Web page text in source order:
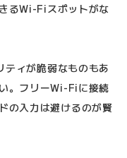
るWi-Fiスポットがな
ィが脆弱なものもあ
。フリーWi-Fiに接続
の入力は避けるのが賢